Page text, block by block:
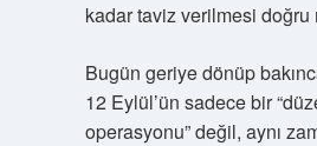
kadar taviz verilmesi doğru
Bugün geriye dönüp
12 Eylül’ün sadece bir
operasyonu” değil, aynı